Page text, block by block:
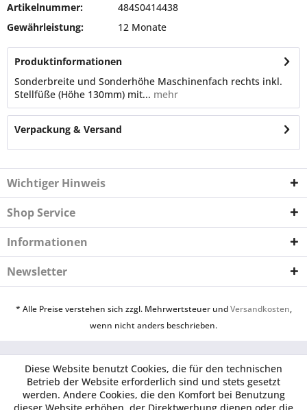
Artikelnummer:
484S0414438
Gewährleistung:
12 Monate
Produktinformationen
Sonderbreite und Sonderhöhe Maschinenfach rechts inkl.
Stellfüße (Höhe 130mm) mit... mehr
Verpackung & Versand
Wichtiger Hinweis
Shop Service
Informationen
Newsletter
* Alle Preise verstehen sich zzgl. Mehrwertsteuer undVersandkosten,
wenn nicht anders beschrieben.
Diese Website benutzt Cookies, die für den technischen
Betrieb der Website erforderlich sind und stets gesetzt
werden. Andere Cookies, die den Komfort bei Benutzung